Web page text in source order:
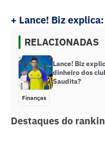
+ Lance! Biz
RELACIONADAS
Lance! Biz
dinheiro dos
Saudita?
Finanças
Destaques do